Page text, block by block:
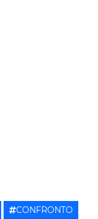
CONFRONTO